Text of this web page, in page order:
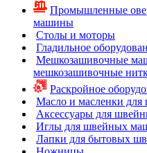
Промышленные
машины
Столы и моторы
Гладильное
Мешкозашивочные
мешкозашивочные
Раскройное
Масло и масленки
Аксессуары для
Иглы для швейных
Лапки для бытовых